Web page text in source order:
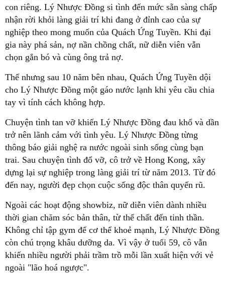
con riêng. Lý Nhược Đồng si tình đến mức sẵn sàng chấp
nhận rời khỏi làng giải trí khi đang ở đỉnh cao của sự
nghiệp theo mong muốn của Quách Ứng Tuyền. Khi đại
gia này phá sản, nợ nần chồng chất, nữ diễn viên vẫn
chọn gắn bó và cùng ông trả nợ.
Thế nhưng sau 10 năm bên nhau, Quách Ứng Tuyền dội
cho Lý Nhược Đồng một gáo nước lạnh khi yêu cầu chia
tay vì tính cách không hợp.
Chuyện tình tan vỡ khiến Lý Nhược Đồng đau khổ và dần
trở nên lãnh cảm với tình yêu. Lý Nhược Đồng từng
thông báo giải nghệ ra nước ngoài sinh sống cùng bạn
trai. Sau chuyện tình đổ vỡ, cô trở về Hong Kong, xây
dựng lại sự nghiệp trong làng giải trí từ năm 2013. Từ đó
đến nay, người đẹp chọn cuộc sống độc thân quyến rũ.
Ngoài các hoạt động showbiz, nữ diễn viên dành nhiều
thời gian chăm sóc bản thân, từ thể chất đến tinh thần.
Không chỉ tập gym để cơ thể khoẻ mạnh, Lý Nhược Đồng
còn chú trọng khâu dưỡng da. Vì vậy ở tuổi 59, cô vẫn
khiến nhiều người phải trầm trồ mỗi lần xuất hiện với vẻ
ngoài "lão hoá ngược".